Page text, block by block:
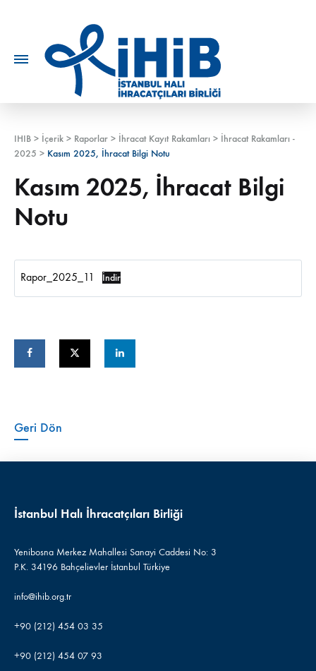
IHIB > İçerik > Raporlar > İhracat Kayıt Rakamları > İhracat Rakamları -
2025 > Kasım 2025, İhracat Bilgi Notu
Kasım 2025, İhracat Bilgi
Notu
Rapor_2025_11 İndir
Geri Dön
İstanbul Halı İhracatçıları Birliği
Yenibosna Merkez Mahallesi Sanayi Caddesi No: 3
P.K. 34196 Bahçelievler İstanbul Türkiye
info@ihib.org.tr
+90 (212) 454 03 35
+90 (212) 454 07 93